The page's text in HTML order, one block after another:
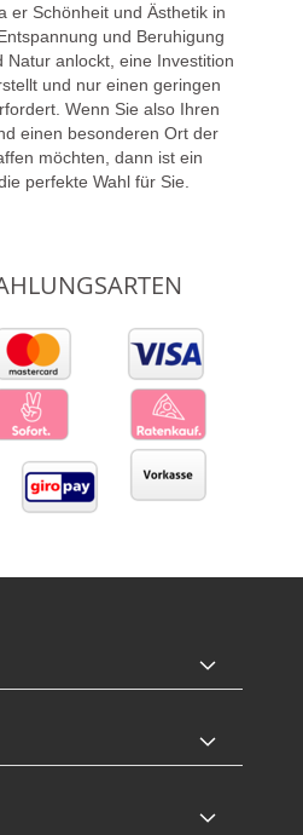
er Schönheit und Ästhetik in
und Beruhigung
Natur anlockt, eine Investition
und nur einen geringen
Wenn Sie also Ihren
einen besonderen Ort der
möchten, dann ist ein
perfekte Wahl für Sie.